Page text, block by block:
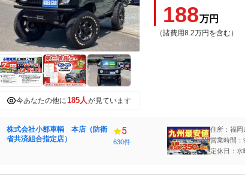
今あなたの他に185人が見ています
188万円
（諸費用8.2万円を含む）
株式会社小郡車輌 本店（防衛
省共済組合指定店）
5
630件
住所：福岡
営業時間：
定休日：水